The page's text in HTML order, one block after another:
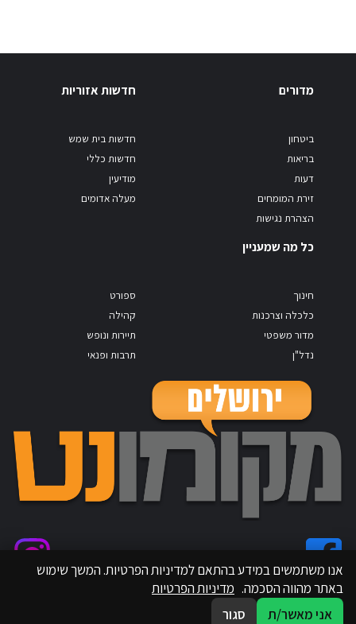
מדורים
ביטחון
בריאות
דעות
זירת המומחים
הצהרת נגישות
חדשות אזוריות
חדשות בית שמש
חדשות כללי
מודיעין
מעלה אדומים
כל מה שמעניין
חינוך
כלכלה וצרכנות
מדור משפטי
נדל"ן
ספורט
קהילה
תיירות ונופש
תרבות ופנאי
אנו משתמשים במידע בהתאם למדיניות הפרטיות. המשך שימוש
באתר מהווה הסכמה. מדיניות הפרטיות
אני מאשר/ת
סגור